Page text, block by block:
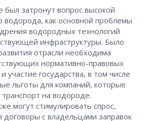
был затронут вопрос высокой
водорода, как основной проблемы
водородных технологий
инфраструктуры. Было
отрасли необходима
нормативно-правовых
участие государства, в том числе
льготы для компаний, которые
на водороде.
могут стимулировать спрос,
договоры с владельцами заправок